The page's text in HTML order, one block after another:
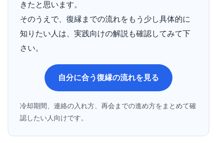
きたと思います。
そのうえで、復縁までの流れをもう少し具体的に
知りたい人は、実践向けの解説も確認してみて下
さい。
自分に合う復縁の流れを見る
冷却期間、連絡の入れ方、再会までの進め方をまとめて確
認したい人向けです。